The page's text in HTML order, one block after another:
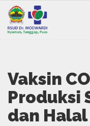
Vaksin
Produksi
dan Halal